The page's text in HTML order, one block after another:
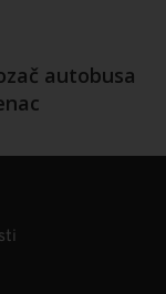
autobusa